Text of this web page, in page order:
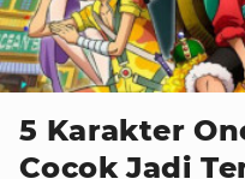
5 Karakter
Cocok Jadi